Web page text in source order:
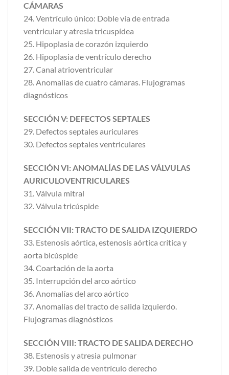
CÁMARAS
24. Ventrículo único: Doble vía de entrada
ventricular y atresia tricuspídea
25. Hipoplasia de corazón izquierdo
26. Hipoplasia de ventrículo derecho
27. Canal atrioventricular
28. Anomalías de cuatro cámaras. Flujogramas
diagnósticos
SECCIÓN V: DEFECTOS SEPTALES
29. Defectos septales auriculares
30. Defectos septales ventriculares
SECCIÓN VI: ANOMALÍAS DE LAS VÁLVULAS
AURICULOVENTRICULARES
31. Válvula mitral
32. Válvula tricúspide
SECCIÓN VII: TRACTO DE SALIDA IZQUIERDO
33. Estenosis aórtica, estenosis aórtica crítica y
aorta bicúspide
34. Coartación de la aorta
35. Interrupción del arco aórtico
36. Anomalías del arco aórtico
37. Anomalías del tracto de salida izquierdo.
Flujogramas diagnósticos
SECCIÓN VIII: TRACTO DE SALIDA DERECHO
38. Estenosis y atresia pulmonar
39. Doble salida de ventrículo derecho